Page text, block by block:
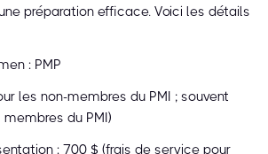
préparation efficace. Voici les détails
: PMP
les non-membres du PMI ; souvent
du PMI)
: 700 $ (frais de service pour